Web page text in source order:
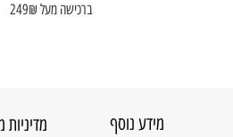
ברכישה מעל 249₪
מידע נוסף